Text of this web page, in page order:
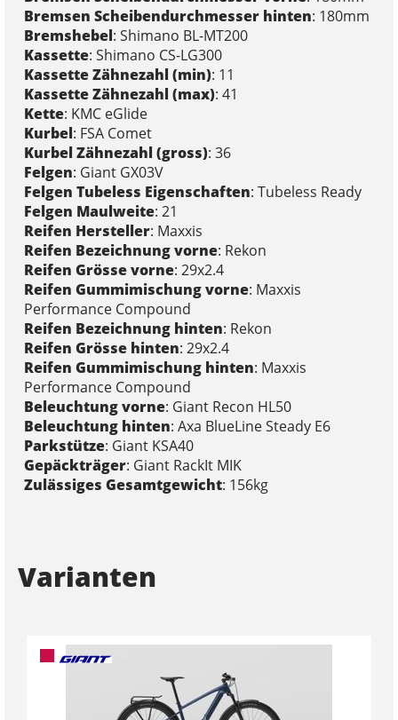
Bremsen Scheibendurchmesser hinten: 180mm
Bremshebel: Shimano BL-MT200
Kassette: Shimano CS-LG300
Kassette Zähnezahl (min): 11
Kassette Zähnezahl (max): 41
Kette: KMC eGlide
Kurbel: FSA Comet
Kurbel Zähnezahl (gross): 36
Felgen: Giant GX03V
Felgen Tubeless Eigenschaften: Tubeless Ready
Felgen Maulweite: 21
Reifen Hersteller: Maxxis
Reifen Bezeichnung vorne: Rekon
Reifen Grösse vorne: 29x2.4
Reifen Gummimischung vorne: Maxxis
Performance Compound
Reifen Bezeichnung hinten: Rekon
Reifen Grösse hinten: 29x2.4
Reifen Gummimischung hinten: Maxxis
Performance Compound
Beleuchtung vorne: Giant Recon HL50
Beleuchtung hinten: Axa BlueLine Steady E6
Parkstütze: Giant KSA40
Gepäckträger: Giant RackIt MIK
Zulässiges Gesamtgewicht: 156kg
Varianten